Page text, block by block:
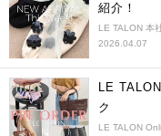
紹介！
LE TALON 本
2026.04.07
LE
ク
LE TALON